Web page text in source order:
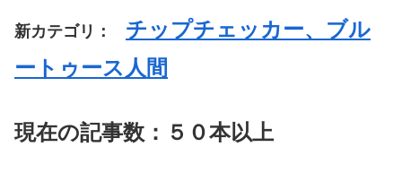
新カテゴリ：
チップチェッカー、ブル
ートゥース人間
現在の記事数：５０本以上